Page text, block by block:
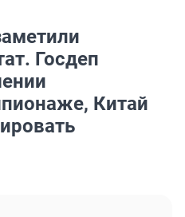
Госдеп
Китай